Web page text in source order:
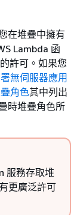
在堆疊中擁有
Lambda 函
許可。如果您
無伺服器應用
角色其中列出
時堆疊角色所
服務存取堆
更廣泛許可